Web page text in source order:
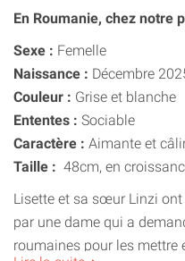
En Roumanie, chez notre
Sexe : Femelle
Naissance : Décembre
Couleur : Grise et blanche
Ententes : Sociable
Caractère : Aimante et
Taille : 48cm, en
Lisette et sa sœur Linzi
par une dame qui a
roumaines pour les mettre